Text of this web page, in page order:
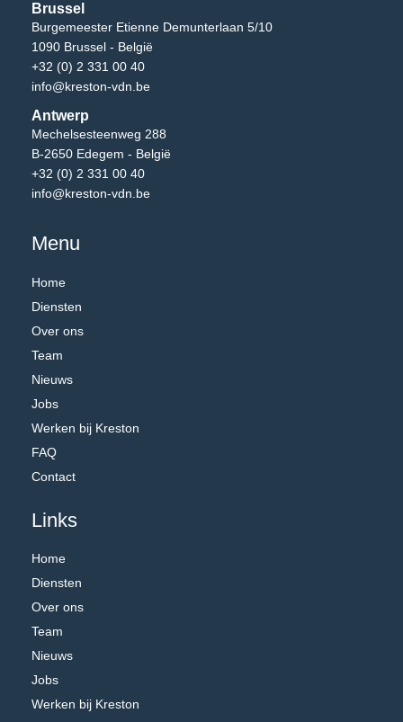
Brussel
Burgemeester Etienne Demunterlaan 5/10
1090 Brussel - België
+32 (0) 2 331 00 40
info@kreston-vdn.be
Antwerp
Mechelsesteenweg 288
B-2650 Edegem - België
+32 (0) 2 331 00 40
info@kreston-vdn.be
Menu
Home
Diensten
Over ons
Team
Nieuws
Jobs
Werken bij Kreston
FAQ
Contact
Links
Home
Diensten
Over ons
Team
Nieuws
Jobs
Werken bij Kreston